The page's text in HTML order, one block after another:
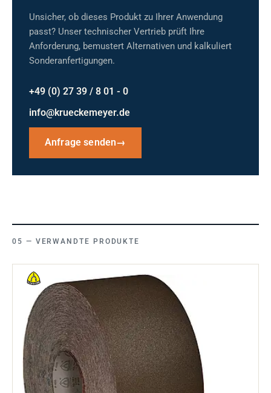
Unsicher, ob dieses Produkt zu Ihrer Anwendung
passt? Unser technischer Vertrieb prüft Ihre
Anforderung, bemustert Alternativen und kalkuliert
Sonderanfertigungen.
+49 (0) 27 39 / 8 01 - 0
info@krueckemeyer.de
Anfrage senden→
VERWANDTE PRODUKTE